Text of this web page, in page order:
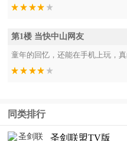
第1楼 当快中山网友
童年的回忆，还能在手机上玩，真
同类排行
圣剑联盟TV版